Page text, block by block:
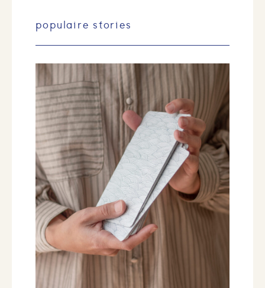
populaire stories